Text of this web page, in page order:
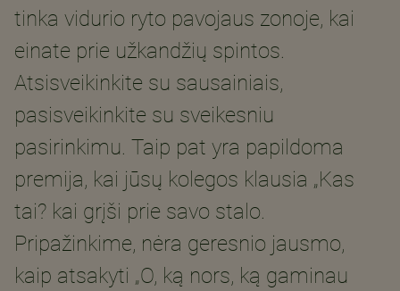
tinka vidurio ryto pavojaus zonoje, kai
einate prie užkandžių spintos.
Atsisveikinkite su sausainiais,
pasisveikinkite su sveikesniu
pasirinkimu. Taip pat yra papildoma
premija, kai jūsų kolegos klausia „Kas
tai? kai grįši prie savo stalo.
Pripažinkime, nėra geresnio jausmo,
kaip atsakyti „O, ką nors, ką gaminau